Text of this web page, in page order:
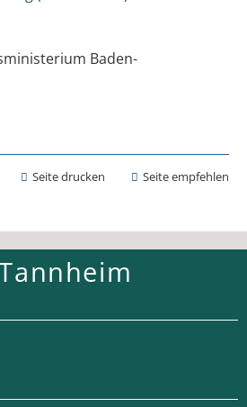
Baden-
Seite drucken Seite empfehlen